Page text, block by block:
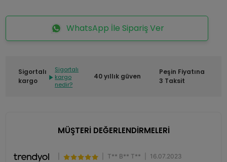
WhatsApp İle Sipariş Ver
Sigortalı
kargo
Sigortalı
kargo
nedir?
40 yıllık güven
Peşin Fiyatına
3 Taksit
MÜŞTERİ DEĞERLENDİRMELERİ
T** B** T** 16.07.2023